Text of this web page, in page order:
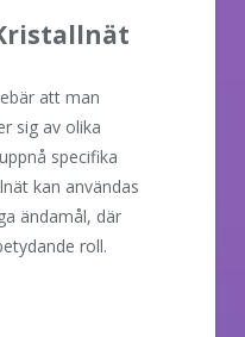
att man
sig av olika
specifika
kan användas
ändamål, där
roll.